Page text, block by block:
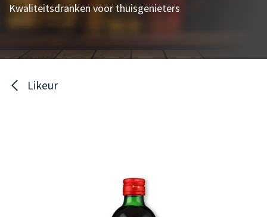
Kwaliteitsdranken voor thuisgenieters
Likeur